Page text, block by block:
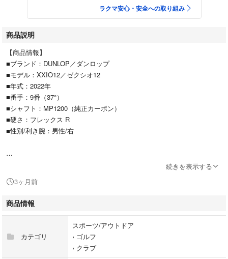
ラクマ安心・安全への取り組み
商品説明
【商品情報】
■ブランド：DUNLOP／ダンロップ
■モデル：XXIO12／ゼクシオ12
■年式：2022年
■番手：9番（37°）
■シャフト：MP1200（純正カーボン）
■硬さ：フレックス R
■性別/利き腕：男性/右
■クラブ長さ(インチ):約36.25
■バランス:C8
■重量(g):約374
※標準スペック品です（カスタム無し）
※長さ測定方法は〈ダンロップ式〉で計測しています。
続きを表示する
3ヶ月前
商品情報
カテゴリ
スポーツ/アウトドア
› ゴルフ
› クラブ